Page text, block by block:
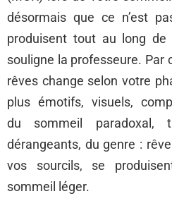
désormais que ce n’est
produisent tout au long
souligne la professeure. Par
rêves change selon votre
plus émotifs, visuels,
du sommeil paradoxal,
dérangeants, du genre :
vos sourcils, se
sommeil léger.